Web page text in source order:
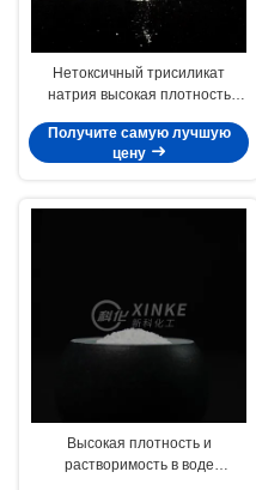
Нетоксичный трисиликат
натрия высокая плотность
30-9
Получите самую лучшую
цену
Высокая плотность и
растворимость в воде